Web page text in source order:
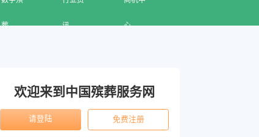
葬 讯 心
欢迎来到中国殡葬服务网
请登陆 免费注册